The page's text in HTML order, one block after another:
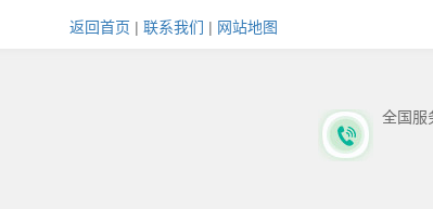
返回首页 | 联系我们 | 网站地图
全国服